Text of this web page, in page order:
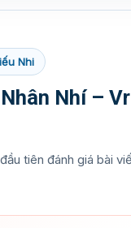
Nhi
Nhí –
tiên đánh giá bài